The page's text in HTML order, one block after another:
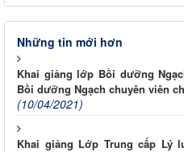
Những tin mới hơn
Khai giảng lớp Bồi dưỡng
Bồi dưỡng Ngạch chuyên viên
(10/04/2021)
Khai giảng Lớp Trung cấp Lý